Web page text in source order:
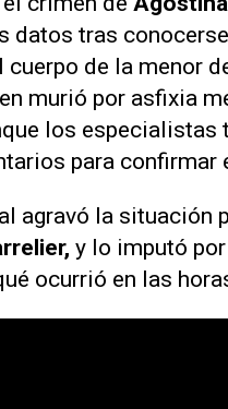
datos tras
de la menor
murió por asfixia
los
para confirmar
agravó la situación
y lo imputó
ocurrió en las